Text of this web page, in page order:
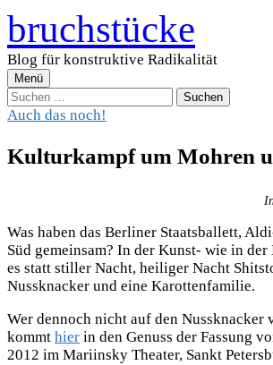
Zum
Inhalt
überspringen
bruchstücke
Blog für konstruktive Radikalität
Menü
Suchen
nach:
Auch das noch!
Kulturkampf um Mohren
Was haben das Berliner Staatsballett,
Süd gemeinsam? In der Kunst- wie in
es statt stiller Nacht, heiliger Nacht
Nussknacker und eine Karottenfamilie.
Wer dennoch nicht auf den Nussknacker
kommt hier in den Genuss der Fassung
2012 im Mariinsky Theater, Sankt